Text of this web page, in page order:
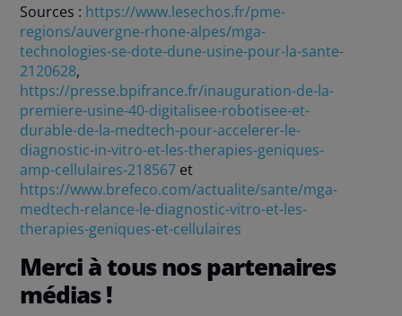
Sources : https://www.lesechos.fr/pme-
regions/auvergne-rhone-alpes/mga-
technologies-se-dote-dune-usine-pour-la-sante-
2120628,
https://presse.bpifrance.fr/inauguration-de-la-
premiere-usine-40-digitalisee-robotisee-et-
durable-de-la-medtech-pour-accelerer-le-
diagnostic-in-vitro-et-les-therapies-geniques-
amp-cellulaires-218567 et
https://www.brefeco.com/actualite/sante/mga-
medtech-relance-le-diagnostic-vitro-et-les-
therapies-geniques-et-cellulaires
Merci à tous nos partenaires
médias !